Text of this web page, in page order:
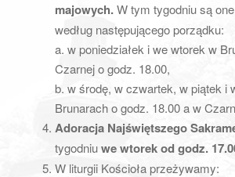
majowych.W tym tygodniu są
według następującego porządku:
a. w poniedziałek i we wtorek w
Czarnej o godz. 18.00,
b. w środę, w czwartek, w piątek i
Brunarach o godz. 18.00 a w
Adoracja Najświętszego
tygodniuwe wtorek od godz.
W liturgii Kościoła przeżywamy: